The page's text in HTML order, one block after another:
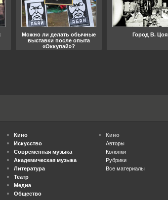
Можно ли делать обычные
выставки после опыта
«Оккупай»?
Город В. Цоя
Кино
Искусство
Современная музыка
Академическая музыка
Литература
Театр
Медиа
Общество
Кино
Авторы
Колонки
Рубрики
Все материалы